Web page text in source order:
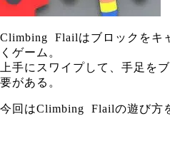
Climbing Flailはブロックをキ
くゲーム。
上手にスワイプして、手足を
要がある。
今回はClimbing Flailの遊び方